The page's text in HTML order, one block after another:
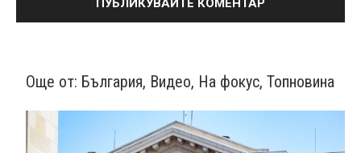
Още от: България, Видео, На фокус, Топновина